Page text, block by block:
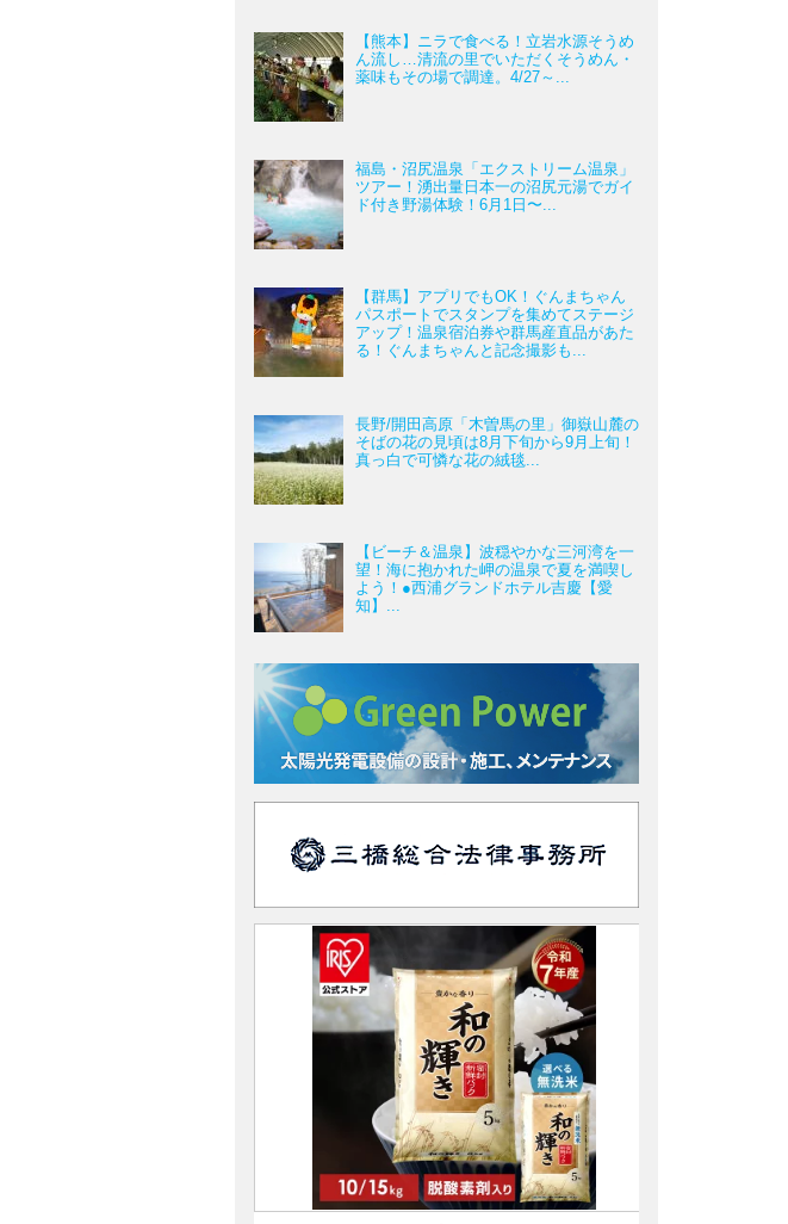
【熊本】ニラで食べる！立岩水源そうめ
ん流し…清流の里でいただくそうめん・
薬味もその場で調達。4/27～...
福島・沼尻温泉「エクストリーム温泉」
ツアー！湧出量日本一の沼尻元湯でガイ
ド付き野湯体験！6月1日〜...
【群馬】アプリでもOK！ぐんまちゃん
パスポートでスタンプを集めてステージ
アップ！温泉宿泊券や群馬産直品があた
る！ぐんまちゃんと記念撮影も...
長野/開田高原「木曽馬の里」御嶽山麓の
そばの花の見頃は8月下旬から9月上旬！
真っ白で可憐な花の絨毯...
【ビーチ＆温泉】波穏やかな三河湾を一
望！海に抱かれた岬の温泉で夏を満喫し
よう！●西浦グランドホテル吉慶【愛
知】...